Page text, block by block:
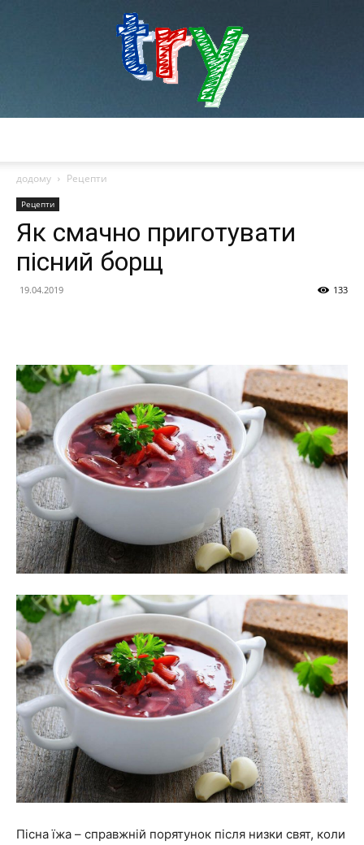
додому
Рецепти
Рецепти
Як смачно приготувати
пісний борщ
19.04.2019 133
Пісна їжа – справжній порятунок після низки свят, коли